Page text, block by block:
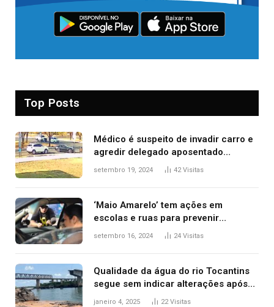
Top Posts
Médico é suspeito de invadir carro e
agredir delegado aposentado
durante confusão no trânsito
setembro 19, 2024 42Visitas
‘Maio Amarelo’ tem ações em
escolas e ruas para prevenir
acidentes no trânsito no AP
setembro 16, 2024 24 Visitas
Qualidade da água do rio Tocantins
segue sem indicar alterações após
desabamento da ponte entre MA e
janeiro 4, 2025 22Visitas